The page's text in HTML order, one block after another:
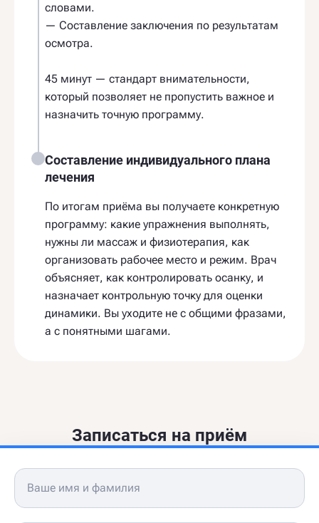
словами.
— Составление заключения по результатам
осмотра.
45 минут — стандарт внимательности,
который позволяет не пропустить важное и
назначить точную программу.
Составление индивидуального плана
лечения
По итогам приёма вы получаете конкретную
программу: какие упражнения выполнять,
нужны ли массаж и физиотерапия, как
организовать рабочее место и режим. Врач
объясняет, как контролировать осанку, и
назначает контрольную точку для оценки
динамики. Вы уходите не с общими фразами,
а с понятными шагами.
Записаться на приём